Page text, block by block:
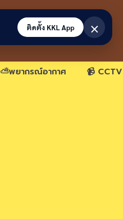
⛅พยากรณ์อากาศ 📹 CCTV
ติดตั้ง KKL App ×